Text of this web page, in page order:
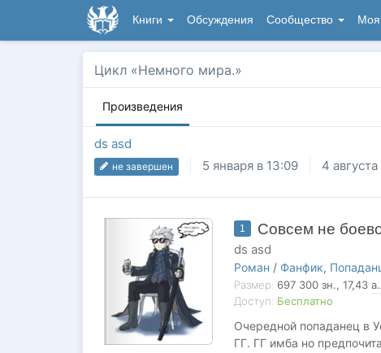
Книги Обсуждения Сообщество Моя
Цикл «Немного мира.»
Произведения
ds asd
не завершен 5 января в 13:09 4
1 Совсем не
ds asd
Роман / Фанфик,
Размер: 697 300 зн., 17,43
Доступ: Бесплатно
Очередной попаданец в
ГГ. ГГ имба но